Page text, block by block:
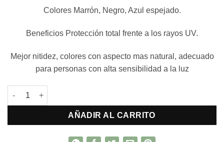
Colores Marrón, Negro, Azul espejado.
Beneficios Protección total frente a los rayos UV.
Mejor nitidez, colores con aspecto mas natural, adecuado
para personas con alta sensibilidad a la luz
Lentes de sol polarizados cantidad
AÑADIR AL CARRITO